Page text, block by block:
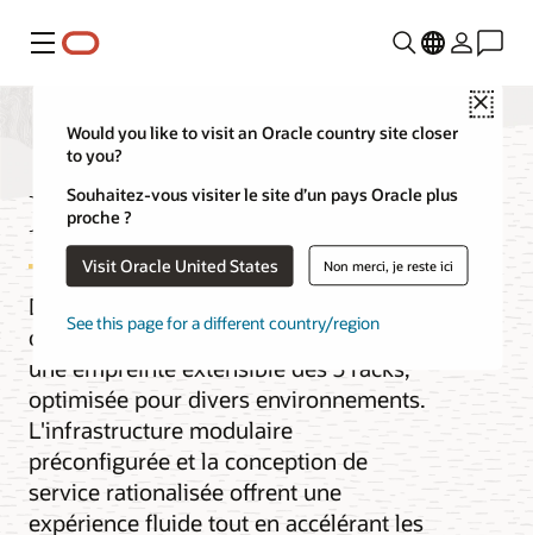
Menu
Close
Would you like to visit an Oracle country site closer
to you?
Souhaitez-vous visiter le site d’un pays Oracle plus
proche ?
Visit Oracle United States Non merci, je reste ici
See this page for a different country/region
Région dédiée
Déployez rapidement une solution OCI
complète dans une région dédiée, avec
une empreinte extensible dès 3 racks,
optimisée pour divers environnements.
L'infrastructure modulaire
préconfigurée et la conception de
service rationalisée offrent une
expérience fluide tout en accélérant les